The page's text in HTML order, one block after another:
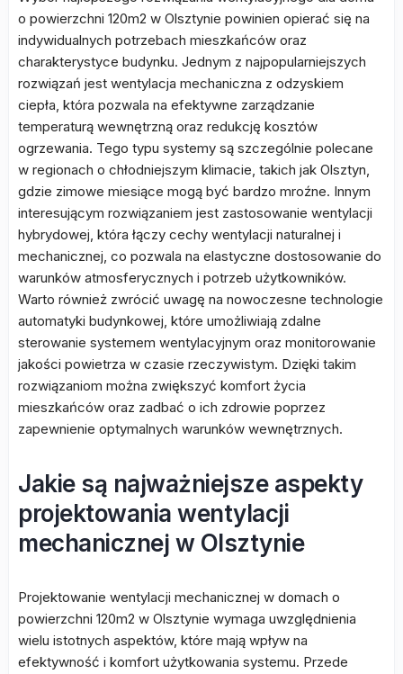
o powierzchni 120m2 w Olsztynie powinien opierać się na
indywidualnych potrzebach mieszkańców oraz
charakterystyce budynku. Jednym z najpopularniejszych
rozwiązań jest wentylacja mechaniczna z odzyskiem
ciepła, która pozwala na efektywne zarządzanie
temperaturą wewnętrzną oraz redukcję kosztów
ogrzewania. Tego typu systemy są szczególnie polecane
w regionach o chłodniejszym klimacie, takich jak Olsztyn,
gdzie zimowe miesiące mogą być bardzo mroźne. Innym
interesującym rozwiązaniem jest zastosowanie wentylacji
hybrydowej, która łączy cechy wentylacji naturalnej i
mechanicznej, co pozwala na elastyczne dostosowanie do
warunków atmosferycznych i potrzeb użytkowników.
Warto również zwrócić uwagę na nowoczesne technologie
automatyki budynkowej, które umożliwiają zdalne
sterowanie systemem wentylacyjnym oraz monitorowanie
jakości powietrza w czasie rzeczywistym. Dzięki takim
rozwiązaniom można zwiększyć komfort życia
mieszkańców oraz zadbać o ich zdrowie poprzez
zapewnienie optymalnych warunków wewnętrznych.
Jakie są najważniejsze aspekty
projektowania wentylacji
mechanicznej w Olsztynie
Projektowanie wentylacji mechanicznej w domach o
powierzchni 120m2 w Olsztynie wymaga uwzględnienia
wielu istotnych aspektów, które mają wpływ na
efektywność i komfort użytkowania systemu. Przede